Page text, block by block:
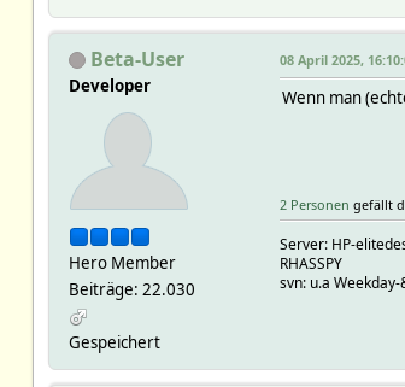
Beta-User
Developer
Hero Member
Beiträge: 22.030
Gespeichert
08 April 2025,
Wenn man
2 Personen gefällt
Server: HP-
RHASSPY
svn: u.a